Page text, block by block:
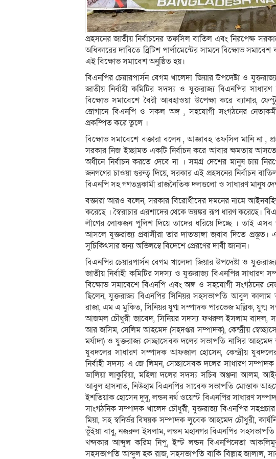
প্রহসনের জাতীয় নির্বাচনের তফসিল বাতিল এবং নিরপেক্ষ
অধিকারের দাবিতে ব্রিটিশ পার্লামেন্টের সামনে বিক্ষোভ
এই বিক্ষোভ সমাবেশ অনুষ্ঠিত হয়।
বিএনপির চেয়ারপার্সন বেগম খালেদা জিয়ার উপদেষ্টা ও
জাতীয় নির্বাহী কমিটির সদস্য ও যুক্তরাজ্য বিএনপির
বিক্ষোভ সমাবেশে বৈরী আবহাওয়া উপেক্ষা করে ব্যানার,
স্লোগানে বিএনপি ও সকল অঙ্গ , সহযোগী সংগঠনের
প্রকম্পিত করে তুলে ।
বিক্ষোভ সমাবেশে বক্তারা বলেন , আজ্ঞাবহ তফসিল মানি না ,
সরকার নিজ ইচ্ছামত একটি নির্বাচন করে আবার ক্ষমতায় আসতে
অধীনে নির্বাচন করতে দেবে না । সমগ্র দেশের মানুষ চায়
জনগণের চাওয়া গুরুত্ব দিয়ে, সরকার এই প্রহসনের নির্বাচন
বিএনপি সহ গণতন্ত্রকামী রাজনৈতিক দলগুলো ও সাধারণ মানুষ
বক্তারা আরও বলেন, সরকার বিরোধীদের দমনের নামে
করেছে । স্বৈরাচার এরশাদের থেকে ভয়ঙ্কর রূপ ধারণ করেছে।
লীগের লোকজন পুলিশ দিয়ে তাদের ধরিয়ে দিচ্ছে । তাই এসব
আসলে যুক্তরাজ্য প্রবাসীরা তার দাতভাঙ্গা জবাব দিতে
সুচিকিৎসার জন্য অভিলম্বে বিদেশে প্রেরণের দাবী জানান।
বিএনপির চেয়ারপার্সন বেগম খালেদা জিয়ার উপদেষ্টা ও
জাতীয় নির্বাহী কমিটির সদস্য ও যুক্তরাজ্য বিএনপির
বিক্ষোভ সমাবেশে বিএনপি এবং অঙ্গ ও সহযোগী সংগঠনের
ছিলেন, যুক্তরাজ্য বিএনপির সিনিয়র সহসভাপতি আবুল
রাজা, এম এ মুকিত, সিনিয়র যুগ্ম সম্পাদক পারভেজ মল্লিক, যুগ্ম
আজমল চৌধুরী জাবেদ, সিনিয়র সদস্য ফখরুল ইসলাম বাদল,
আর জসিম, সেলিম আহমেদ (সহদপ্তর সম্পাদক), কেন্দ্রীয়
মর্যাদা) ও যুক্তরাজ্য সেচ্ছাসেবক দলের সভাপতি নাসির আহমেদ
যুবদলের সাধারণ সম্পাদক আফজাল হোসেন, কেন্দ্রীয় যুবদলের
নির্বাহী সদস্য এ জে লিমন, সেচ্ছাসেবক দলের সাধারণ
ডালিয়া লাকুরিয়া, মহিলা দলের সদস্য সচিব অঞ্জনা আলম,
আবুল হাসনাত, নিউহাম বিএনপির সাবেক সভাপতি মোস্তাক
ইশতিয়াক হোসেন দুদু, লন্ডন নর্থ ওয়েস্ট বিএনপির সাধারণ
সাংগঠনিক সম্পাদক খালেদ চৌধুরী, যুক্তরাজ্য বিএনপির
মিয়া, সহ স্বনির্ভর বিষয়ক সম্পাদক লুবেক আহমেদ চৌধুরী,
ভূঁইয়া বাবু, নজরুল ইসলাম, লন্ডন মহানগর বিএনপির
খন্দকার আব্দুল করিম নিপু, ইস্ট লন্ডন বিএনপিনেতা
সহসভাপতি আব্দুল হক রাজ, সহসভাপতি বাকি বিল্লাহ জালাল,